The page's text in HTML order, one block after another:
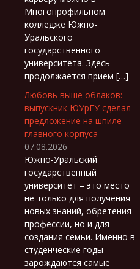
Многопрофильном
колледже Южно-
Уральского
государственного
университета. Здесь
продолжается прием […]
Любовь выше облаков:
выпускник ЮУрГУ сделал
предложение на шпиле
главного корпуса
07.08.2026
Южно-Уральский
государственный
университет – это место
не только для получения
новых знаний, обретения
профессии, но и для
создания семьи. Именно в
студенческие годы
зарождаются самые